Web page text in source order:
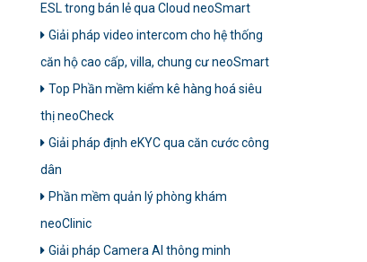
ESL trong bán lẻ qua Cloud neoSmart
Giải pháp video intercom cho hệ thống
căn hộ cao cấp, villa, chung cư neoSmart
Top Phần mềm kiểm kê hàng hoá siêu
thị neoCheck
Giải pháp định eKYC qua căn cước công
dân
Phần mềm quản lý phòng khám
neoClinic
Giải pháp Camera AI thông minh